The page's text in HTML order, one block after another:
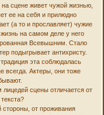
на сцене живет чужой жизнью,
ее на себя и прилюдно
(а то и прославляет) чужие
на самом деле у него
Всевышним. Стало
подыгрывает антихристу.
эта соблюдалась
всегда. Актеры, они тоже
лицедей сцены отличается от
стороны, от проживания